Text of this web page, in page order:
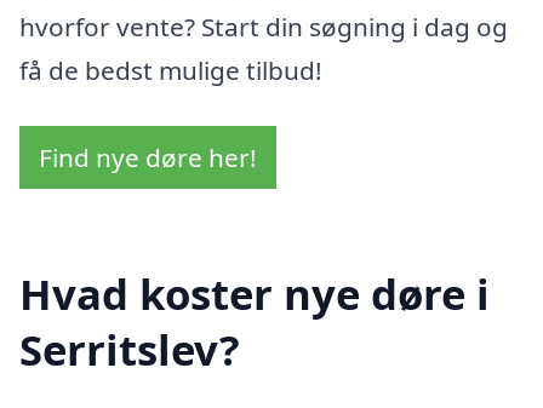
hvorfor vente? Start din søgning i dag og
få de bedst mulige tilbud!
Find nye døre her!
Hvad koster nye døre i
Serritslev?